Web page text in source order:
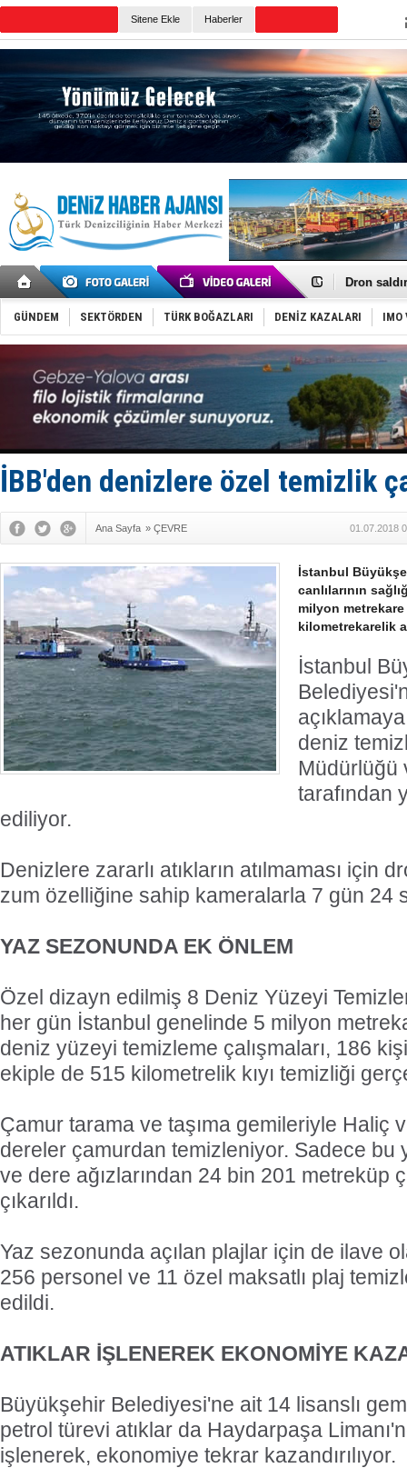
Sitene Ekle Haberler
Gemi
Dron
'REGAL 1'
Gemide 5
Yakıt
Rus
Tatil
Rusya,
Enejota
Denizcilik
Taksi
GÜNDEM SEKTÖRDEN TÜRK BOĞAZLARI DENİZ KAZALARI IMO
İBB'den denizlere özel temizlik
Ana Sayfa » ÇEVRE 01.07.2018
İstanbul
canlılarının
milyon
kilometrekarelik
İstanbul
deniz
Müdürlüğü
tarafından
ediliyor.
Denizlere zararlı atıkların atılmaması için
zum özelliğine sahip kameralarla 7 gün 24
YAZ SEZONUNDA EK ÖNLEM
Özel dizayn edilmiş 8 Deniz Yüzeyi
her gün İstanbul genelinde 5 milyon
deniz yüzeyi temizleme çalışmaları, 186
ekiple de 515 kilometrelik kıyı temizliği
Çamur tarama ve taşıma gemileriyle Haliç
dereler çamurdan temizleniyor. Sadece bu
ve dere ağızlarından 24 bin 201 metreküp
çıkarıldı.
Yaz sezonunda açılan plajlar için de ilave
256 personel ve 11 özel maksatlı plaj
edildi.
ATIKLAR İŞLENEREK EKONOMİYE
Büyükşehir Belediyesi'ne ait 14 lisanslı
petrol türevi atıklar da Haydarpaşa
işlenerek, ekonomiye tekrar kazandırılıyor.